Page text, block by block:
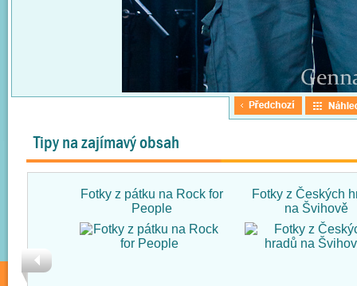
Tipy na zajímavý obsah
Fotky z pátku na Rock for
People
Fotky z Českých
na Švihově